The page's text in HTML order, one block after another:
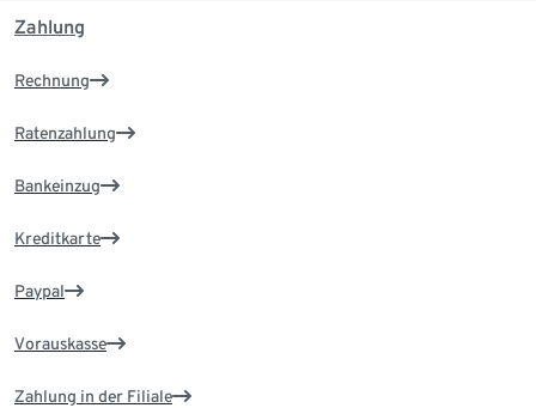
Zahlung
Rechnung
Ratenzahlung
Bankeinzug
Kreditkarte
Paypal
Vorauskasse
Zahlung in der Filiale